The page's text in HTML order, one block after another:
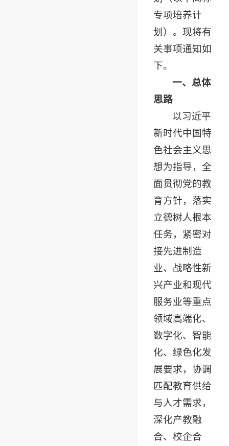
专项培养计
划）。现将有
关事项通知如
下。
一、总体
思路
以习近平
新时代中国特
色社会主义思
想为指导，全
面贯彻党的教
育方针，落实
立德树人根本
任务，紧密对
接先进制造
业、战略性新
兴产业和现代
服务业等重点
领域高端化、
数字化、智能
化、绿色化发
展要求，协调
匹配教育供给
与人才需求，
深化产教融
合、校企合